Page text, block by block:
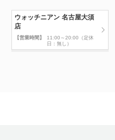
ウォッチニアン 名古屋大須
店
【営業時間】
11:00～20:00（定休
日：無し）